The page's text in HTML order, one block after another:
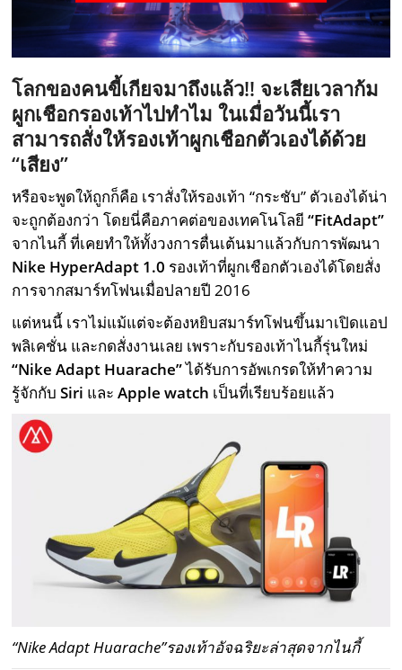
โลกของคนขี้เกียจมาถึงแล้ว!! จะเสียเวลาก้ม
ผูกเชือกรองเท้าไปทำไม ในเมื่อวันนี้เรา
สามารถสั่งให้รองเท้าผูกเชือกตัวเองได้ด้วย
“เสียง”
หรือจะพูดให้ถูกก็คือ เราสั่งให้รองเท้า “กระชับ” ตัวเองได้น่า
จะถูกต้องกว่า โดยนี่คือภาคต่อของเทคโนโลยี“FitAdapt”
จากไนกี้ ที่เคยทำให้ทั้งวงการตื่นเต้นมาแล้วกับการพัฒนา
Nike HyperAdapt 1.0 รองเท้าที่ผูกเชือกตัวเองได้โดยสั่ง
การจากสมาร์ทโฟนเมื่อปลายปี 2016
แต่หนนี้ เราไม่แม้แต่จะต้องหยิบสมาร์ทโฟนขึ้นมาเปิดแอป
พลิเคชั่น และกดสั่งงานเลย เพราะกับรองเท้าไนกี้รุ่นใหม่
“Nike Adapt Huarache”ได้รับการอัพเกรดให้ทำความ
รู้จักกับ Siri และApple watch เป็นที่เรียบร้อยแล้ว
“Nike Adapt Huarache”รองเท้าอัจฉริยะล่าสุดจากไนกี้